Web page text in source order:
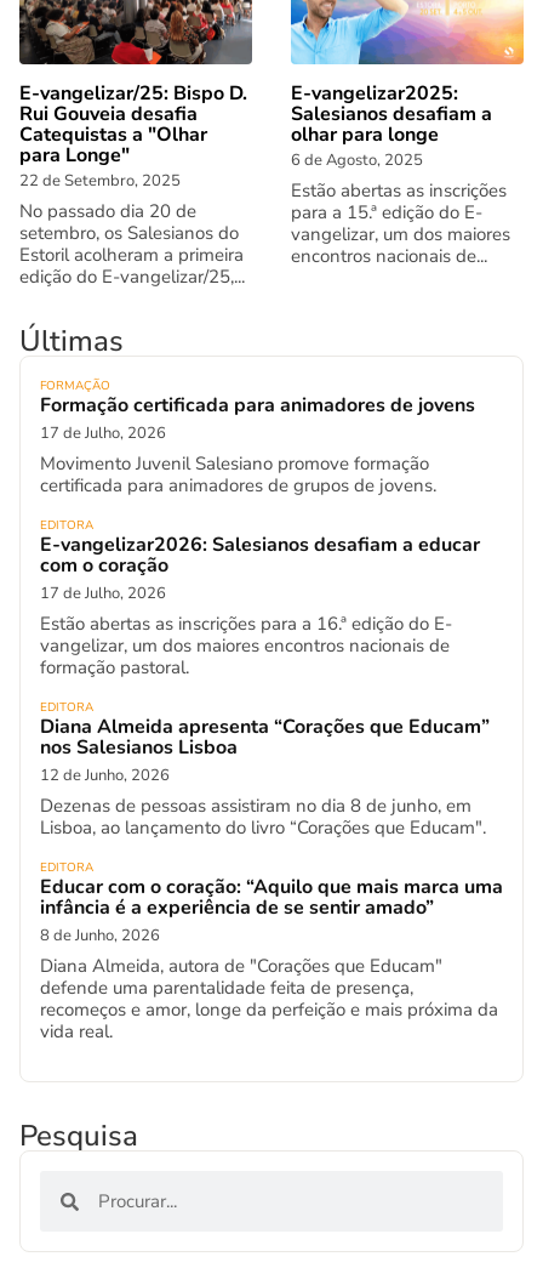
E-vangelizar/25: Bispo D.
Rui Gouveia desafia
Catequistas a "Olhar
para Longe"
22 de Setembro, 2025
No passado dia 20 de
setembro, os Salesianos do
Estoril acolheram a primeira
edição do E-vangelizar/25,...
E-vangelizar2025:
Salesianos desafiam a
olhar para longe
6 de Agosto, 2025
Estão abertas as inscrições
para a 15.ª edição do E-
vangelizar, um dos maiores
encontros nacionais de...
Últimas
FORMAÇÃO
Formação certificada para animadores de jovens
17 de Julho, 2026
Movimento Juvenil Salesiano promove formação
certificada para animadores de grupos de jovens.
EDITORA
E-vangelizar2026: Salesianos desafiam a educar
com o coração
17 de Julho, 2026
Estão abertas as inscrições para a 16.ª edição do E-
vangelizar, um dos maiores encontros nacionais de
formação pastoral.
EDITORA
Diana Almeida apresenta “Corações que Educam”
nos Salesianos Lisboa
12 de Junho, 2026
Dezenas de pessoas assistiram no dia 8 de junho, em
Lisboa, ao lançamento do livro “Corações que Educam".
EDITORA
Educar com o coração: “Aquilo que mais marca uma
infância é a experiência de se sentir amado”
8 de Junho, 2026
Diana Almeida, autora de "Corações que Educam"
defende uma parentalidade feita de presença,
recomeços e amor, longe da perfeição e mais próxima da
vida real.
Pesquisa